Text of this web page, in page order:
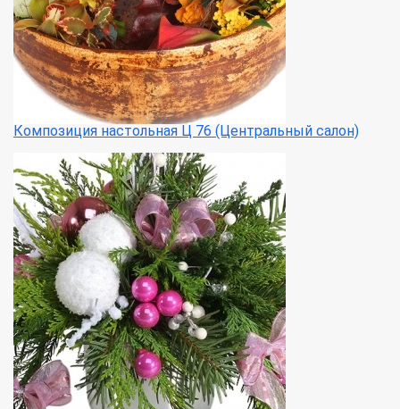
Композиция настольная Ц 76 (Центральный салон)